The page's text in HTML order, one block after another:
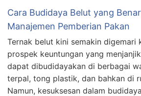
Cara Budidaya Belut yang
Manajemen Pemberian Pakan
Ternak belut kini semakin digemari
prospek keuntungan yang
dapat dibudidayakan di berbagai
terpal, tong plastik, dan bahkan di
Namun, kesuksesan dalam